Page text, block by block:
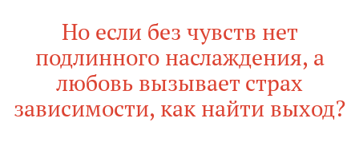
Но если без чувств нет
подлинного наслаждения, а
любовь вызывает страх
зависимости, как найти выход?